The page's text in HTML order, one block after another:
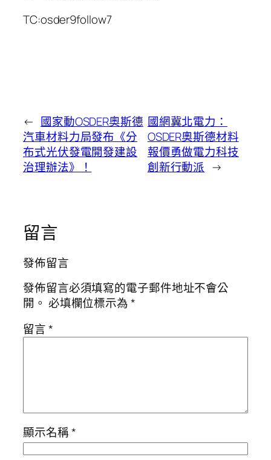
TC:osder9follow7
← 國家動OSDER奧斯德
汽車材料力局發布《分
布式光伏發電開發建設
治理辦法》！
國網冀北電力：
OSDER奧斯德材料
報價勇做電力科技
創新行動派 →
留言
發佈留言
發佈留言必須填寫的電子郵件地址不會公
開。 必填欄位標示為*
留言*
顯示名稱*